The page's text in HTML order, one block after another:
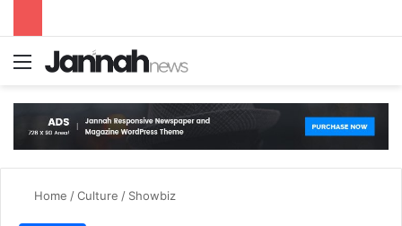
Menu
Home /Culture / Showbiz